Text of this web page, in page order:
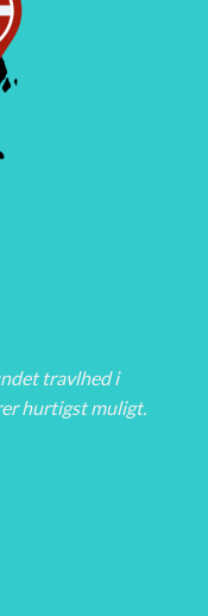
travlhed i
hurtigst muligt.